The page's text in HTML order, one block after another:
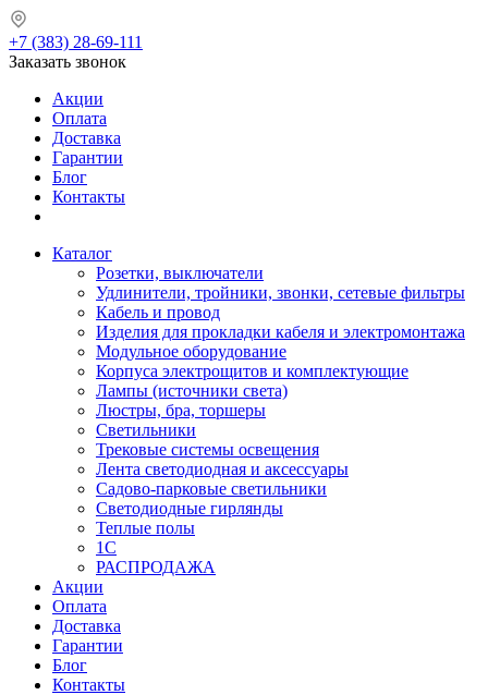
+7 (383) 28-69-111
Заказать звонок
Акции
Оплата
Доставка
Гарантии
Блог
Контакты
Каталог
Розетки, выключатели
Удлинители, тройники, звонки, сетевые фильтры
Кабель и провод
Изделия для прокладки кабеля и электромонтажа
Модульное оборудование
Корпуса электрощитов и комплектующие
Лампы (источники света)
Люстры, бра, торшеры
Светильники
Трековые системы освещения
Лента светодиодная и аксессуары
Садово-парковые светильники
Светодиодные гирлянды
Теплые полы
1С
РАСПРОДАЖА
Акции
Оплата
Доставка
Гарантии
Блог
Контакты